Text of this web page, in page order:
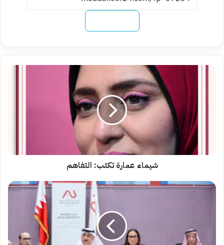
شيماء
التفاهم
شيماء عمارة تكتب: التفاهم
الجامعة
حرمها
الجديد